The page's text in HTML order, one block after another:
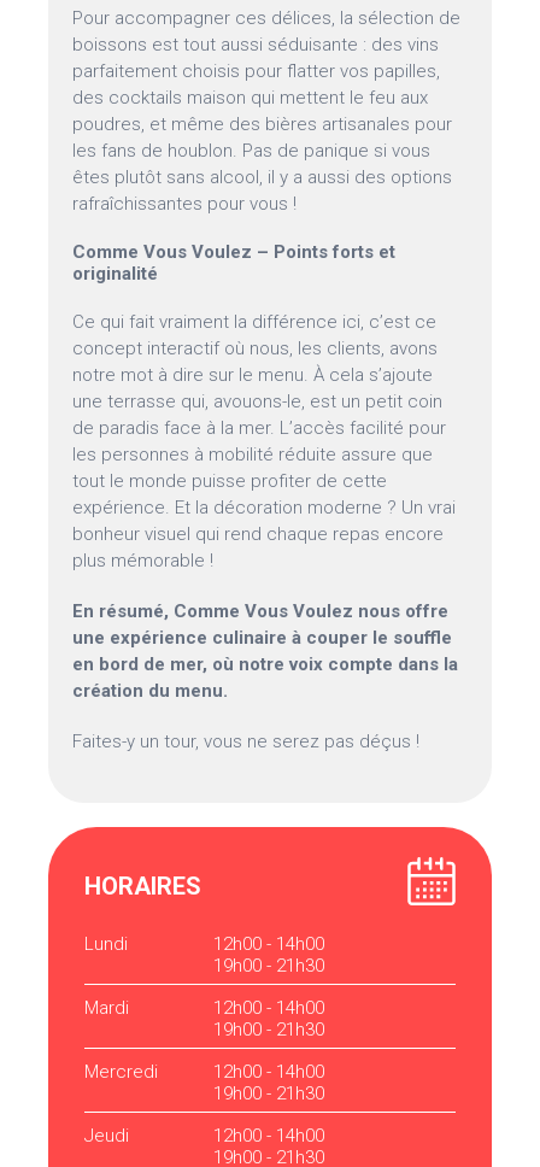
Pour accompagner ces délices, la sélection de
boissons est tout aussi séduisante : des vins
parfaitement choisis pour flatter vos papilles,
des cocktails maison qui mettent le feu aux
poudres, et même des bières artisanales pour
les fans de houblon. Pas de panique si vous
êtes plutôt sans alcool, il y a aussi des options
rafraîchissantes pour vous !
Comme Vous Voulez – Points forts et
originalité
Ce qui fait vraiment la différence ici, c’est ce
concept interactif où nous, les clients, avons
notre mot à dire sur le menu. À cela s’ajoute
une terrasse qui, avouons-le, est un petit coin
de paradis face à la mer. L’accès facilité pour
les personnes à mobilité réduite assure que
tout le monde puisse profiter de cette
expérience. Et la décoration moderne ? Un vrai
bonheur visuel qui rend chaque repas encore
plus mémorable !
En résumé, Comme Vous Voulez nous offre
une expérience culinaire à couper le souffle
en bord de mer, où notre voix compte dans la
création du menu.
Faites-y un tour, vous ne serez pas déçus !
HORAIRES
Lundi
12h00 - 14h00
19h00 - 21h30
Mardi
12h00 - 14h00
19h00 - 21h30
Mercredi
12h00 - 14h00
19h00 - 21h30
Jeudi
12h00 - 14h00
19h00 - 21h30